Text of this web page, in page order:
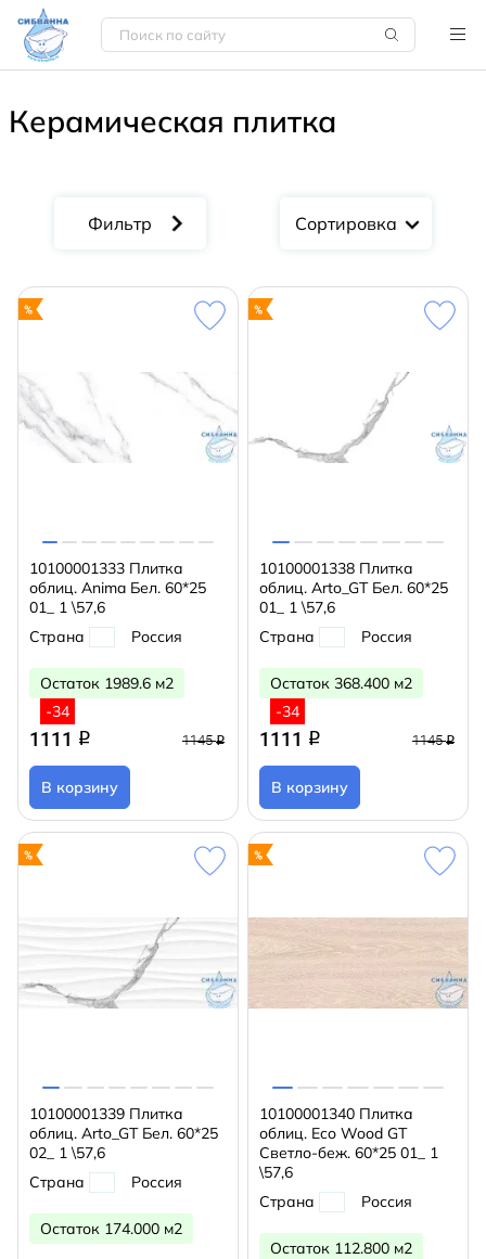
Керамическая плитка
Сортировка
10100001333 Плитка
облиц. Anima Бел. 60*25
01_ 1 \57,6
Страна
Россия
Остаток 1989.6 м2
-34
1111 q 1145q
В корзину
10100001338 Плитка
облиц. Arto_GT Бел. 60*25
01_ 1 \57,6
Страна
Россия
Остаток 368.400 м2
-34
1111 q 1145q
В корзину
10100001339 Плитка
облиц. Arto_GT Бел. 60*25
02_ 1 \57,6
Страна
Россия
Остаток 174.000 м2
10100001340 Плитка
облиц. Eco Wood GT
Светло-беж. 60*25 01_ 1
\57,6
Страна
Россия
Остаток 112.800 м2